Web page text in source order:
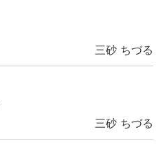
三砂 ちづる
三砂 ちづる